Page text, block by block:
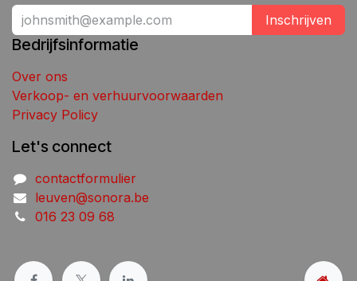
Inschrijven
Bedrijfsinformatie
Over ons
Verkoop- en verhuurvoorwaarden
Privacy Policy
Let's connect
contactformulier
leuven@sonora.be
016 23 09 68